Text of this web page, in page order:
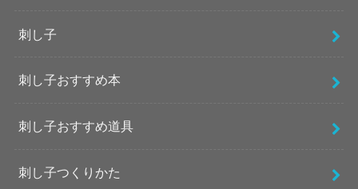
刺し子
刺し子おすすめ本
刺し子おすすめ道具
刺し子つくりかた